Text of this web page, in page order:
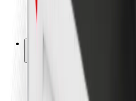
Aeropuertos
Estaciones de carga de Bolt
Para usuarios
Para conductores